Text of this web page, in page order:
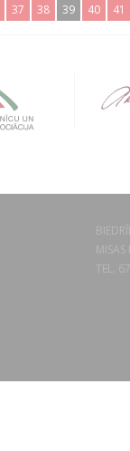
37 38 39 40 41
TEL.